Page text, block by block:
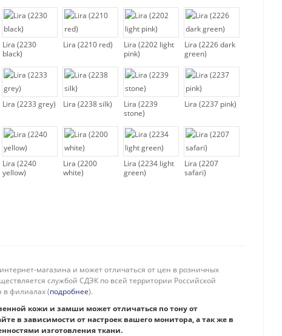
Lira (2230
black)
Lira (2210 red)
Lira (2202 light
pink)
Lira (2226 dark
green)
Lira (2233 grey) Lira (2238 silk)
Lira (2239
stone)
Lira (2237 pink)
Lira (2240
yellow)
Lira (2200
white)
Lira (2234 light
green)
Lira (2207
safari)
магазина и может отличаться от цен в розничных
службой СДЭК по всей территории Российской
в филиалах (подробнее).
кожи и замши может отличаться по тону от
в зависимости от настроек вашего монитора, а так же в
изготовления ткани.